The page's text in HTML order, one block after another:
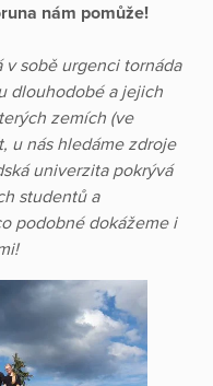
nám pomůže!
v sobě urgenci tornáda
dlouhodobé a jejich
zemích (ve
u nás hledáme zdroje
univerzita pokrývá
studentů a
podobné dokážeme i